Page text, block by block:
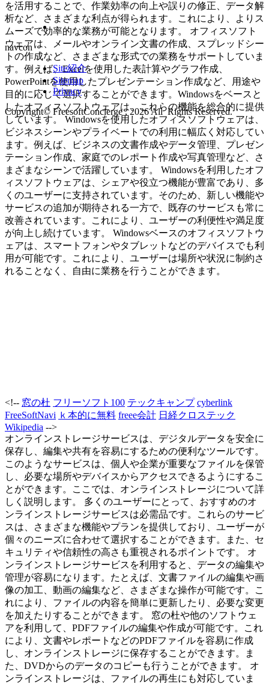
を活用することで、作業効率の向上や誤りの修正、データ解
析など、さまざまな利点が得られます。これにより、よりス
ムーズで効率的な業務が可能となります。 オフィスソフト
ウェアは、メールやオンライン文書の作成、スプレッドシー
トの作成など、さまざまな形式での業務をサポートしていま
す。例えば、Excelを使用した表計算やグラフ作成、
PowerPointを使用したプレゼンテーション作成など、用途や
目的に応じて選択することができます。Windowsをベースと
したオフィスソフトウェアは、これらの機能を総合的に提供
しています。 Windowsを使用したオフィスソフトウェアは、
ビジネスシーンやプライベートでの利用に幅広く対応してい
ます。例えば、ビジネスの文書作成やデータ管理、プレゼン
テーション作成、家庭でのレポート作成や写真管理など、さ
まざまなシーンで活躍しています。 Windowsを利用したオフ
ィスソフトウェアは、シェアや役立つ機能が豊富であり、多
くのユーザーに支持されています。そのため、新しい機能や
サービスの追加が期待される一方で、既存のサービスも常に
改善されています。これにより、ユーザーの利便性や満足度
が向上し続けています。 Windowsベースのオフィスソフトウ
ェアは、スマートフォンやタブレットなどのデバイスでも利
用が可能です。これにより、ユーザーは場所や状況に制約さ
れることなく、自由に業務を行うことができます。
<!-- 窓の杜 フリーソフト100 テックキャンプ cyberlink
FreeSoftNavi ｋ本的に無料 freee会計 日経クロステック
Wikipedia -->
オンラインストレージサービスは、デジタルデータを安全に
保存し、編集や共有を容易にするための便利なツールです。
このようなサービスは、個人や企業が重要なファイルを保管
し、必要な場所やデバイスからアクセスできるようにするこ
とができます。ここでは、オンラインストレージについて詳
しく説明します。 多くのユーザーにとって、おすすめのオ
ンラインストレージサービスは必需品です。これらのサービ
スは、さまざまな機能やプランを提供しており、ユーザーが
個々のニーズに合わせて選択することができます。また、セ
キュリティや信頼性の高さも重視されるポイントです。 オ
ンラインストレージサービスを利用すると、データの編集や
管理が容易になります。たとえば、文書ファイルの編集や画
像の加工、動画の編集など、さまざまな操作が可能です。こ
れにより、ファイルの内容を簡単に更新したり、必要な変更
を加えたりすることができます。 窓の杜や他のソフトウェ
アを利用して、PDFファイルの編集や作成が可能です。これ
により、文書やレポートなどのPDFファイルを容易に作成
し、オンラインストレージに保存することができます。ま
た、DVDからのデータのコピーも行うことができます。 オ
ンラインストレージは、ファイルの再生にも対応していま
navcon
Site紹介
Sitemap
Privacy
Copyright© FreesoftConcierge , 2026 All Rights Reserved.